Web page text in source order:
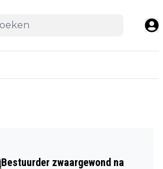
Bestuurder zwaargewond na